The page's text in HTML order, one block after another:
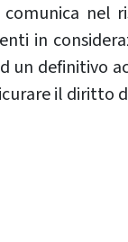
comunica nel
in
un definitivo
il diritto